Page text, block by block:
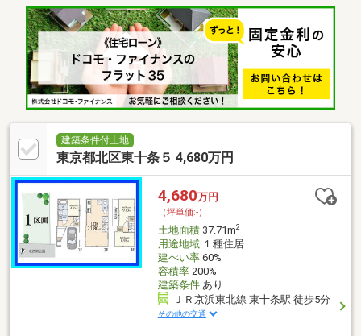
対応 … ゆとりある住まいが実現可能・仕様・間取り相談可 … ライ
フスタイルに合わせた設計対応『 ロケーション 』・志茂駅5分、
JR赤羽駅11分 … 通勤・通学もスムーズ・都心へ軽快アクセス …
暮らしの幅が広がる立地『 サポート内容 』・仕様書のご案内・間
取り／資金計画のご相談可能＝＝＝＝＝＝＝＝＝＝＝＝＝＝＝＝
＝＝＝＝＝＝＝
建築条件付土地
東京都北区東十条５ 4,680万円
4,680万円
（坪単価:-）
土地面積37.71m2
用途地域１種住居
建ぺい率60%
容積率200%
建築条件あり
ＪＲ京浜東北線 東十条駅 徒歩5分
その他の交通